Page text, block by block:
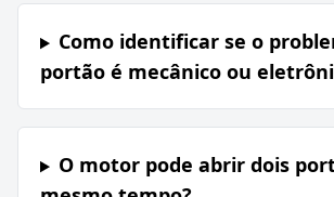
Como identificar se o
portão é mecânico ou
O motor pode abrir dois